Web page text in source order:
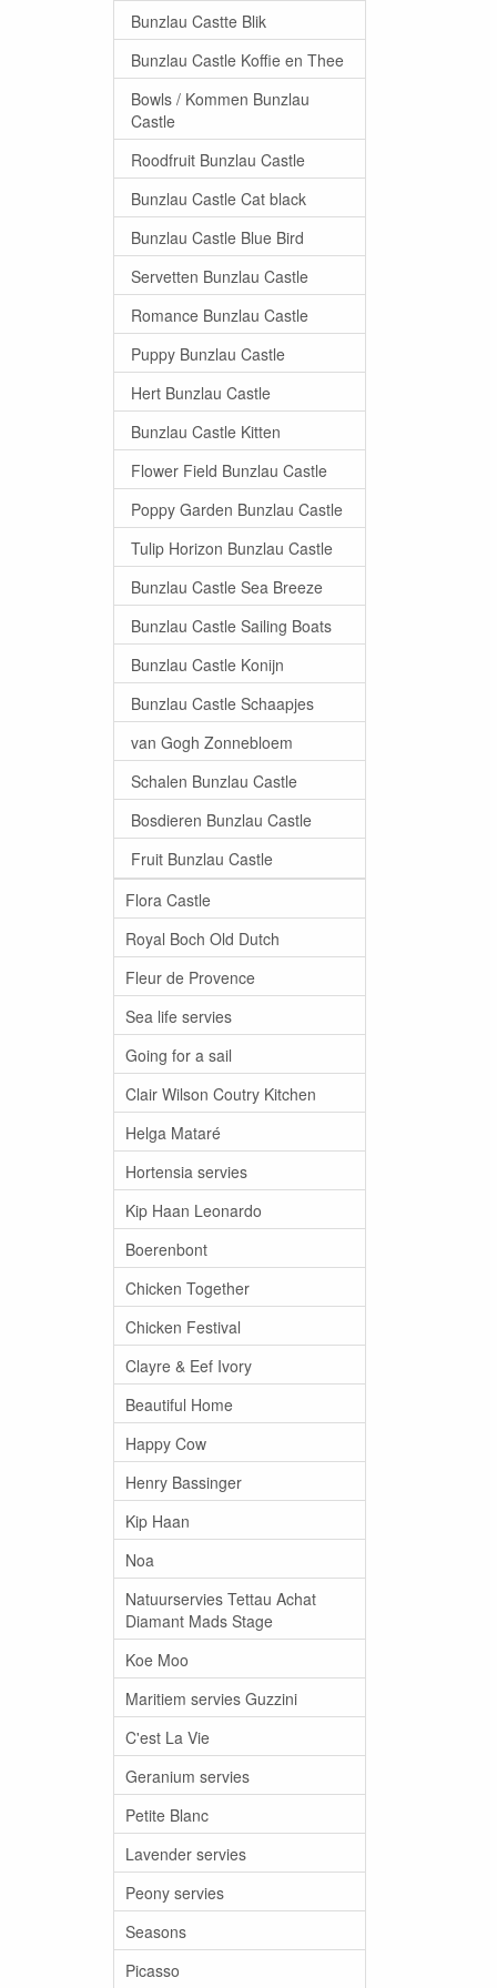
Bunzlau Castte Blik
Bunzlau Castle Koffie en Thee
Bowls / Kommen Bunzlau
Castle
Roodfruit Bunzlau Castle
Bunzlau Castle Cat black
Bunzlau Castle Blue Bird
Servetten Bunzlau Castle
Romance Bunzlau Castle
Puppy Bunzlau Castle
Hert Bunzlau Castle
Bunzlau Castle Kitten
Flower Field Bunzlau Castle
Poppy Garden Bunzlau Castle
Tulip Horizon Bunzlau Castle
Bunzlau Castle Sea Breeze
Bunzlau Castle Sailing Boats
Bunzlau Castle Konijn
Bunzlau Castle Schaapjes
van Gogh Zonnebloem
Schalen Bunzlau Castle
Bosdieren Bunzlau Castle
Fruit Bunzlau Castle
Flora Castle
Royal Boch Old Dutch
Fleur de Provence
Sea life servies
Going for a sail
Clair Wilson Coutry Kitchen
Helga Mataré
Hortensia servies
Kip Haan Leonardo
Boerenbont
Chicken Together
Chicken Festival
Clayre & Eef Ivory
Beautiful Home
Happy Cow
Henry Bassinger
Kip Haan
Noa
Natuurservies Tettau Achat
Diamant Mads Stage
Koe Moo
Maritiem servies Guzzini
C'est La Vie
Geranium servies
Petite Blanc
Lavender servies
Peony servies
Seasons
Picasso